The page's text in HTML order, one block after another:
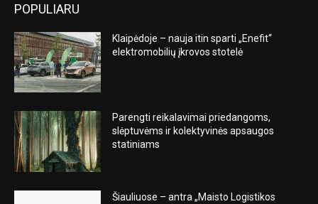
POPULIARU
Klaipėdoje – nauja itin sparti „Enefit“
elektromobilių įkrovos stotelė
Parengti reikalavimai priedangoms,
slėptuvėms ir kolektyvinės apsaugos
statiniams
Šiauliuose – antra „Maisto Logistikos